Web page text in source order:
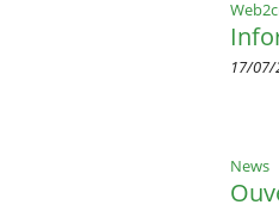
17/07/
News